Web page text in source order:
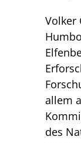
Volker
allem
des